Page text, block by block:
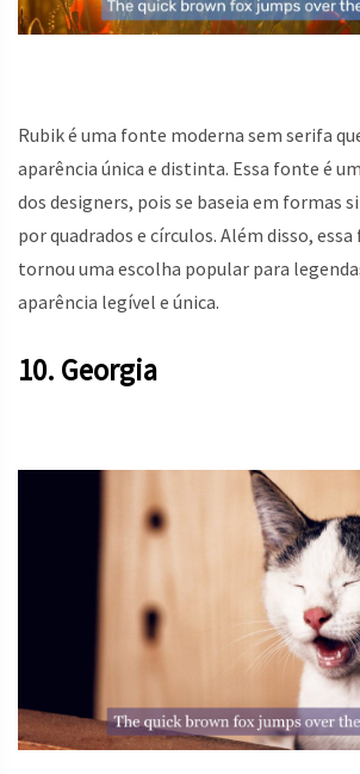
Rubik é uma fonte moderna sem serifa
aparência única e distinta. Essa fonte é
dos designers, pois se baseia em formas
por quadrados e círculos. Além disso,
tornou uma escolha popular para
aparência legível e única.
10. Georgia